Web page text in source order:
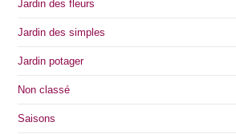
Jardin des fleurs
Jardin des simples
Jardin potager
Non classé
Saisons